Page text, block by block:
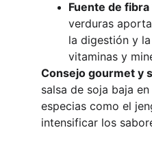
Fuente de
verduras
la digestión y
vitaminas y
Consejo gourmet y
salsa de soja baja
especias como el
intensificar los